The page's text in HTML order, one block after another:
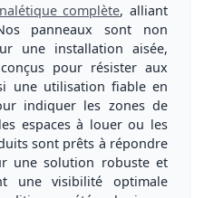
complète, alliant
panneaux sont non
une installation aisée,
pour résister aux
une utilisation fiable en
indiquer les zones de
espaces à louer ou les
sont prêts à répondre
unesolution robusteet
une visibilité optimale